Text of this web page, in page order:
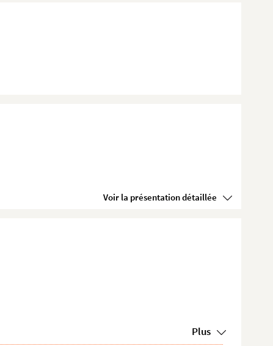
Voir la présentation détaillée
Plus